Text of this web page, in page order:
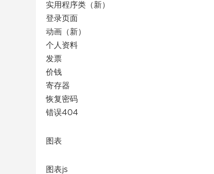
实用程序类（新）
登录页面
动画（新）
个人资料
发票
价钱
寄存器
恢复密码
错误404
图表
图表js